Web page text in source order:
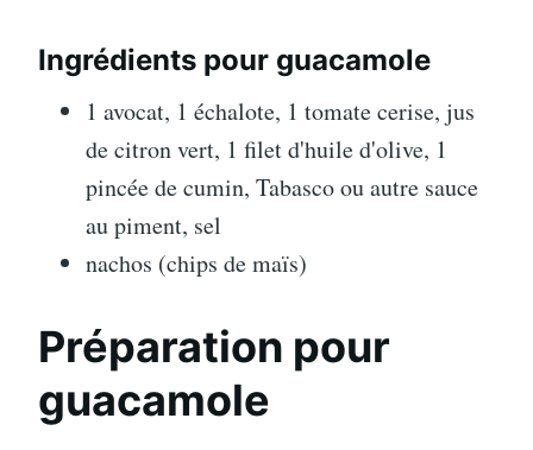
Ingrédients pour guacamole
1 avocat, 1 échalote, 1 tomate cerise, jus
de citron vert, 1 filet d'huile d'olive, 1
pincée de cumin, Tabasco ou autre sauce
au piment, sel
nachos (chips de maïs)
Préparation pour
guacamole